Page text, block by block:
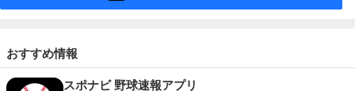
おすすめ情報
スポナビ 野球速報アプリ